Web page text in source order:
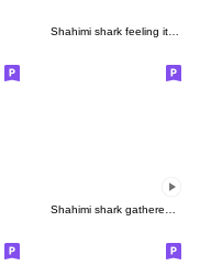
Shahimi shark feeling itchy